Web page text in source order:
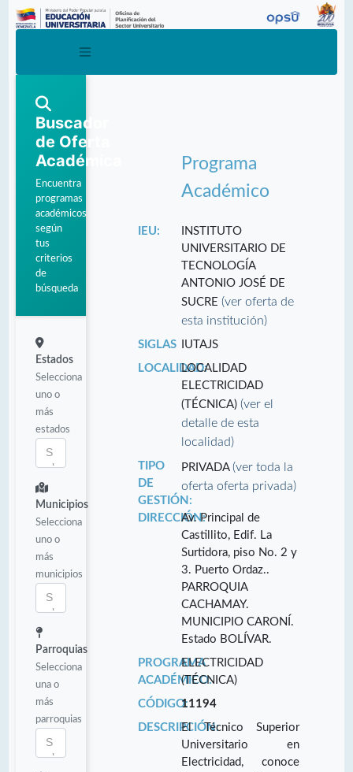
Buscador
de Oferta
Académica
Encuentra
programas
académicos
según
tus
criterios
de
búsqueda
Estados
Selecciona
uno o
más
estados
Municipios
Selecciona
uno o
más
municipios
Parroquias
Selecciona
una o
más
parroquias
Programa
Académico
IEU:
INSTITUTO
UNIVERSITARIO DE
TECNOLOGÍA
ANTONIO JOSÉ DE
SUCRE(ver oferta de
esta institución)
SIGLAS
IUTAJS
LOCALIDAD:LOCALIDAD
ELECTRICIDAD
(TÉCNICA)(ver el
detalle de esta
localidad)
TIPO
DE
GESTIÓN:
PRIVADA(ver toda la
oferta oferta privada)
DIRECCIÓN:Av. Principal de
Castillito, Edif. La
Surtidora, piso No. 2 y
3. Puerto Ordaz..
PARROQUIA
CACHAMAY.
MUNICIPIO CARONÍ.
Estado BOLÍVAR.
PROGRAMA
ACADÉMICO:
ELECTRICIDAD
(TÉCNICA)
CÓDIGO:11194
DESCRIPCIÓN:El Técnico Superior
Universitario en
Electricidad, conoce